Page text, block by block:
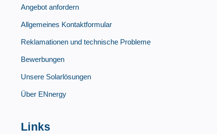
Links
Angebot anfordern
Allgemeines Kontaktformular
Reklamationen und technische Probleme
Bewerbungen
Unsere Solarlösungen
Über ENnergy